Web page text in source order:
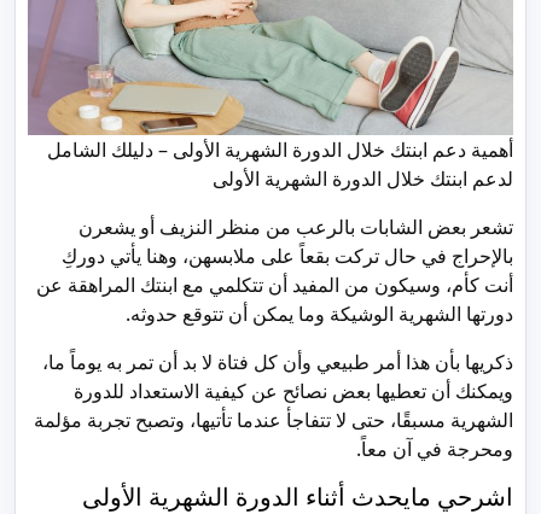
أهمية دعم ابنتك خلال الدورة الشهرية الأولى – دليلك الشامل
لدعم ابنتك خلال الدورة الشهرية الأولى
تشعر بعض الشابات بالرعب من منظر النزيف أو يشعرن
بالإحراج في حال تركت بقعاً على ملابسهن، وهنا يأتي دوركِ
أنت كأم، وسيكون من المفيد أن تتكلمي مع ابنتك المراهقة عن
دورتها الشهرية الوشيكة وما يمكن أن تتوقع حدوثه.
ذكريها بأن هذا أمر طبيعي وأن كل فتاة لا بد أن تمر به يوماً ما،
ويمكنك أن تعطيها بعض نصائح عن كيفية الاستعداد للدورة
الشهرية مسبقًا، حتى لا تتفاجأ عندما تأتيها، وتصبح تجربة مؤلمة
ومحرجة في آن معاً.
اشرحي مايحدث أثناء الدورة الشهرية الأولى